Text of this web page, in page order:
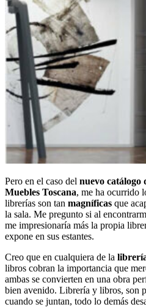
Pero en el caso del nuevo catálogo
Muebles Toscana, me ha ocurrido
librerías son tan magníficas que
la sala. Me pregunto si al
me impresionaría más la propia
expone en sus estantes.
Creo que en cualquiera de la
libros cobran la importancia que
ambas se convierten en una obra
bien avenido. Librería y libros, son
cuando se juntan, todo lo demás